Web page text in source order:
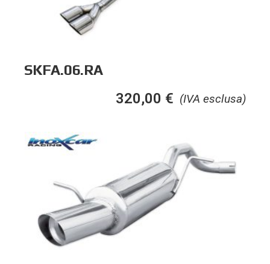
SKFA.06.RA
(IVA esclusa)
320,00 €